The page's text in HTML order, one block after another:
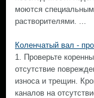
моются
растворителями. ...
Коленчатый вал -
1. Проверьте
отсутствие
износа и трещин.
каналов на